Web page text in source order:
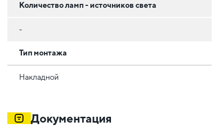
Количество ламп - источников света
-
Тип монтажа
Накладной
Документация